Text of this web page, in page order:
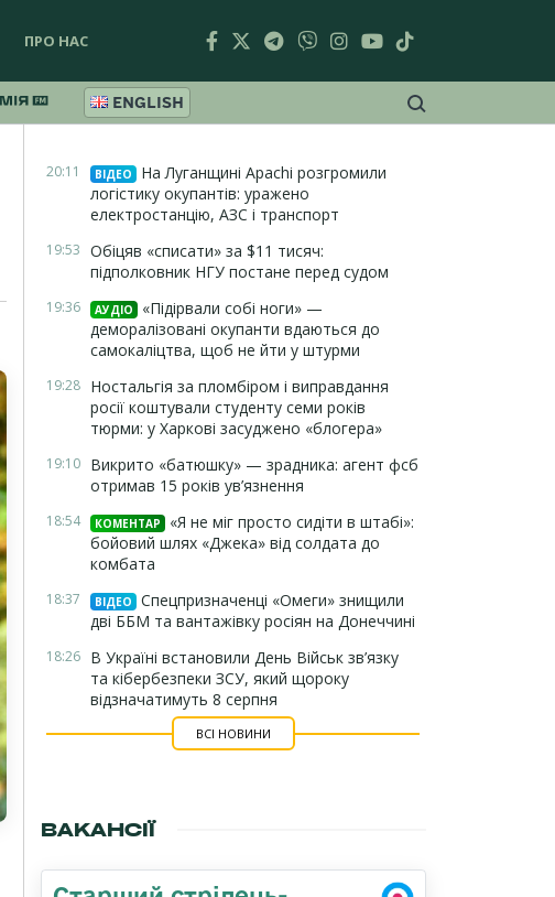
ПРО НАС
ENGLISH
20:11 ВІДЕО
На Луганщині Apachi розгромили
логістику окупантів: уражено
електростанцію, АЗС і транспорт
19:53 Обіцяв «списати» за $11 тисяч:
підполковник НГУ постане перед судом
19:36 АУДІО
«Підірвали собі ноги» —
деморалізовані окупанти вдаються до
самокаліцтва, щоб не йти у штурми
19:28 Ностальгія за пломбіром і виправдання
росії коштували студенту семи років
тюрми: у Харкові засуджено «блогера»
19:10 Викрито «батюшку» — зрадника: агент фсб
отримав 15 років ув’язнення
18:54 КОМЕНТАР
«Я не міг просто сидіти в штабі»:
бойовий шлях «Джека» від солдата до
комбата
18:37 ВІДЕО
Спецпризначенці «Омеги» знищили
дві ББМ та вантажівку росіян на Донеччині
18:26 В Україні встановили День Військ зв’язку
та кібербезпеки ЗСУ, який щороку
відзначатимуть 8 серпня
ВСІ НОВИНИ
ВАКАНСІЇ